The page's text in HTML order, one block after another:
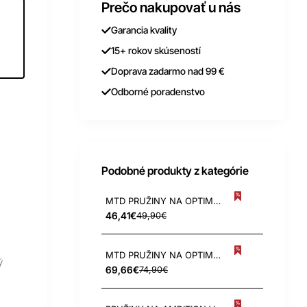
Prečo nakupovať u nás
Garancia kvality
15+ rokov skúseností
Doprava zadarmo nad 99 €
Odborné poradenstvo
Podobné produkty z kategórie
MTD PRUŽINY NA OPTIMA 34 VE a 37 VE
46,41€49,90€
MTD PRUŽINY NA OPTIMA 35 VO a 38 VO
69,66€74,90€